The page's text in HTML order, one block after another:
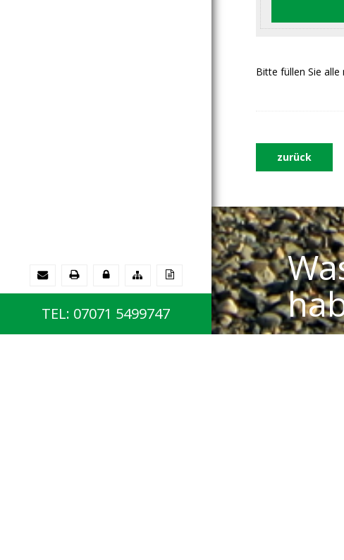
TEL: 07071 5499747
Bitte füllen Sie
zurück